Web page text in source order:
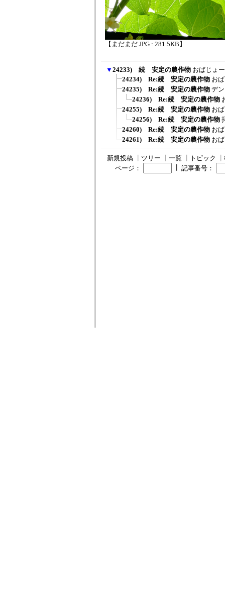
【まだまだ.JPG : 281.5KB】
▼ 24233) 続 安定の農作物 おばじょー
24234) Re:続 安定の農作物 お
24235) Re:続 安定の農作物 デ
24236) Re:続 安定の農作物
24255) Re:続 安定の農作物 お
24256) Re:続 安定の農作物
24260) Re:続 安定の農作物 お
24261) Re:続 安定の農作物 お
新規投稿 ツリー 一覧 トピック
ページ：
記事番号：